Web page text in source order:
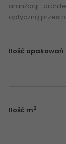
aranżacji
optyczną
Ilość opakowań
Ilość m2